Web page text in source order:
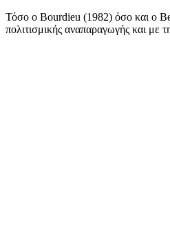
Τόσο ο Bourdieu (1982) όσο και ο
πολιτισμικής αναπαραγωγής και με